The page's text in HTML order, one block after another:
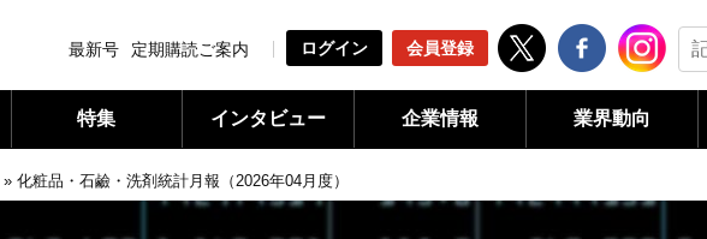
最新号 定期購読ご案内 ログイン 会員登録
特集 インタビュー 企業情報 業界動向
» 化粧品・石鹼・洗剤統計月報（2026年04月度）